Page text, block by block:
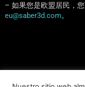
– 如果您是欧盟居民，
eu@saber3d.com。